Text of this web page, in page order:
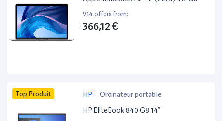
914 offers from:
366,12 €
Top Produit HP - Ordinateur portable
HP EliteBook 840 G8 14”